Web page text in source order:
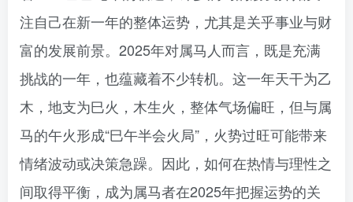
注自己在新一年的整体运势，尤其是关乎事业与财
富的发展前景。2025年对属马人而言，既是充满
挑战的一年，也蕴藏着不少转机。这一年天干为乙
木，地支为巳火，木生火，整体气场偏旺，但与属
马的午火形成“巳午半会火局”，火势过旺可能带来
情绪波动或决策急躁。因此，如何在热情与理性之
间取得平衡，成为属马者在2025年把握运势的关